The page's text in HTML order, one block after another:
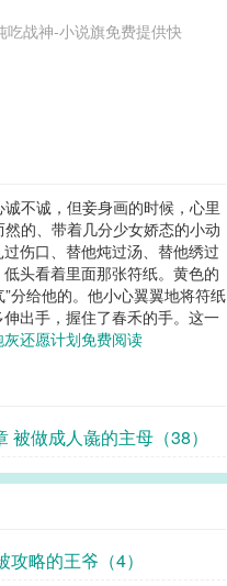
吃战神-小说旗免费提供快
不诚，但妾身画的时候，心里
的、带着几分少女娇态的小动
伤口、替他炖过汤、替他绣过
头看着里面那张符纸。黄色的
分给他的。他小心翼翼地将符纸
出手，握住了春禾的手。这一
还愿计划免费阅读
被做成人彘的主母（38）
攻略的王爷（4）